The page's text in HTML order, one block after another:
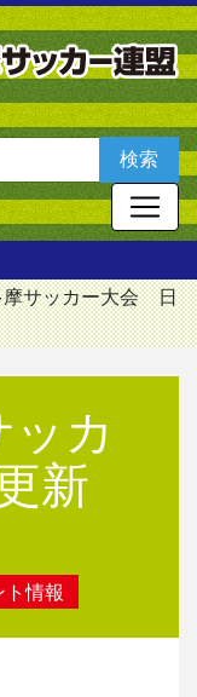
サッカー大会 日
カ
新
情報